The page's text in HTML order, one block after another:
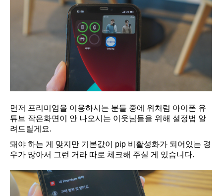
먼저 프리미엄을 이용하시는 분들 중에 위처럼 아이폰 유
튜브 작은화면이 안 나오시는 이웃님들을 위해 설정법 알
려드릴게요.
돼야 하는 게 맞지만 기본값이 pip 비활성화가 되어있는 경
우가 많아서 그런 거라 따로 체크해 주실 게 있습니다.